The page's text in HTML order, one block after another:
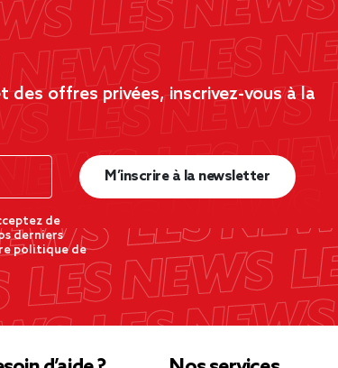
offres privées, inscrivez-vous à la
de
derniers
politique de
M’inscrire à la newsletter